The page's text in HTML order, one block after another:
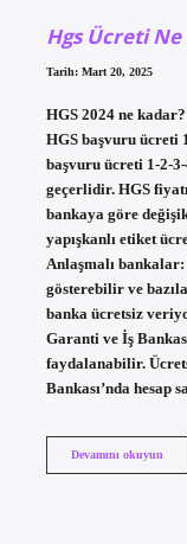
Hgs Ücreti Ne
Tarih: Mart 20, 2025
HGS 2024 ne
HGS başvuru ücreti
başvuru ücreti 1-2-3-
geçerlidir. HGS
bankaya göre
yapışkanlı etiket
Anlaşmalı
gösterebilir ve
banka ücretsiz
Garanti ve İş
faydalanabilir.
Bankası’nda
Devamını okuyunHgs